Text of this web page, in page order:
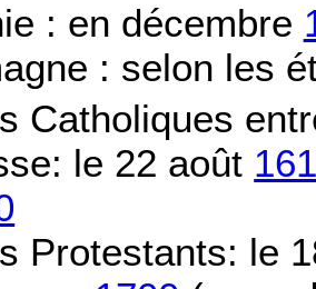
: en décembre
: selon les
Catholiques
le 22 août
Protestants: le